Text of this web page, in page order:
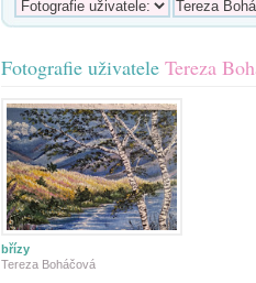
Fotografie uživatele Tereza
břízy
Tereza Boháčová